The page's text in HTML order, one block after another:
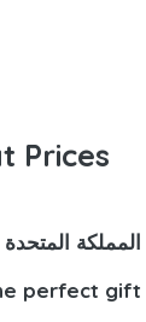
Prices
perfect gift